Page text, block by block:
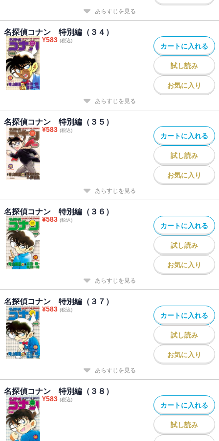
あらすじを見る
名探偵コナン 特別編（３４）
¥583 (税込)
カートに入れる
試し読み
お気に入り
あらすじを見る
名探偵コナン 特別編（３５）
¥583 (税込)
カートに入れる
試し読み
お気に入り
あらすじを見る
名探偵コナン 特別編（３６）
¥583 (税込)
カートに入れる
試し読み
お気に入り
あらすじを見る
名探偵コナン 特別編（３７）
¥583 (税込)
カートに入れる
試し読み
お気に入り
あらすじを見る
名探偵コナン 特別編（３８）
¥583 (税込)
カートに入れる
試し読み